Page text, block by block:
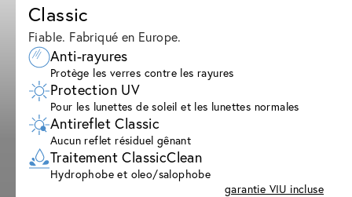
Classic
Fiable. Fabriqué en Europe.
Anti-rayures
Protège les verres contre les rayures
Protection UV
Pour les lunettes de soleil et les lunettes normales
Antireflet Classic
Aucun reflet résiduel gênant
Traitement ClassicClean
Hydrophobe et oleo/salophobe
garantie VIU incluse